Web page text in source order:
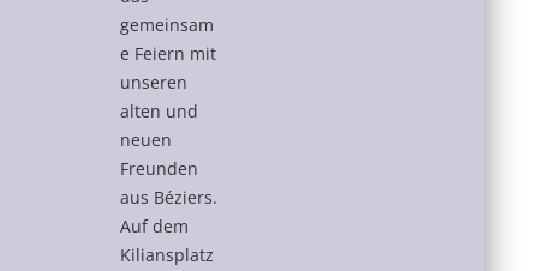
gemeinsam
e Feiern mit
unseren
alten und
neuen
Freunden
aus Béziers.
Auf dem
Kiliansplatz